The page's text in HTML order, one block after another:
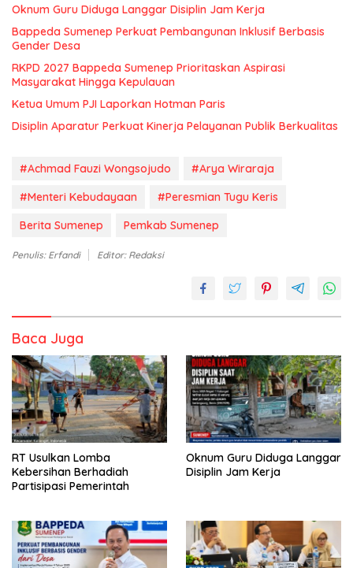
Oknum Guru Diduga Langgar Disiplin Jam Kerja
Bappeda Sumenep Perkuat Pembangunan Inklusif Berbasis
Gender Desa
RKPD 2027 Bappeda Sumenep Prioritaskan Aspirasi
Masyarakat Hingga Kepulauan
Ketua Umum PJI Laporkan Hotman Paris
Disiplin Aparatur Perkuat Kinerja Pelayanan Publik Berkualitas
#Achmad Fauzi Wongsojudo
#Arya Wiraraja
#Menteri Kebudayaan
#Peresmian Tugu Keris
Berita Sumenep
Pemkab Sumenep
Penulis: Erfandi Editor: Redaksi
Baca Juga
RT Usulkan Lomba
Kebersihan Berhadiah
Partisipasi Pemerintah
Oknum Guru Diduga Langgar
Disiplin Jam Kerja